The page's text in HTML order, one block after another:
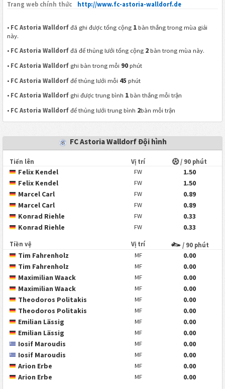
Trang web chính thức http://www.fc-astoria-walldorf.de
• FC Astoria Walldorf đã ghi được tổng cộng 1 bàn thắng trong mùa giải
này.
• FC Astoria Walldorf đã để thủng lưới tổng cộng 2 bàn trong mùa này.
• FC Astoria Walldorf ghi bàn trong mỗi 90 phút
• FC Astoria Walldorf để thủng lưới mỗi 45 phút
• FC Astoria Walldorf ghi được trung bình 1 bàn thắng mỗi trận
• FC Astoria Walldorf để thủng lưới trung bình 2bàn mỗi trận
FC Astoria Walldorf Đội hình
Tiến lên Vị trí / 90 phút
Felix Kendel FW
1.50
Felix Kendel
FW
1.50
Marcel Carl
FW
0.89
Marcel Carl
FW
0.89
Konrad Riehle
FW
0.33
Konrad Riehle
FW 0.33
Tiền vệ Vị trí / 90 phút
Tim Fahrenholz MF
0.00
Tim Fahrenholz
MF
0.00
Maximilian Waack
MF
0.00
Maximilian Waack
MF
0.00
Theodoros Politakis
MF
0.00
Theodoros Politakis
MF
0.00
Emilian Lässig
MF
0.00
Emilian Lässig
MF
0.00
Iosif Maroudis
MF
0.00
Iosif Maroudis
MF
0.00
Arion Erbe
MF
0.00
Arion Erbe
MF 0.00